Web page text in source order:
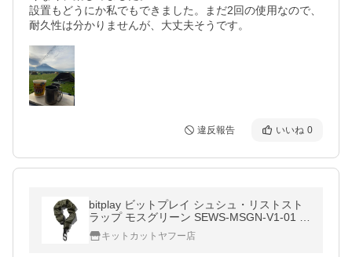
設置もどうにか私でもできました。まだ2回の使用なので、
耐久性は分かりませんが、大丈夫そうです。
違反報告 いいね 0
bitplay ビットプレイ シュシュ・リストスト
ラップ モスグリーン SEWS-MSGN-V1-01 ネ
コポス送料無料
キットカットヤフー店